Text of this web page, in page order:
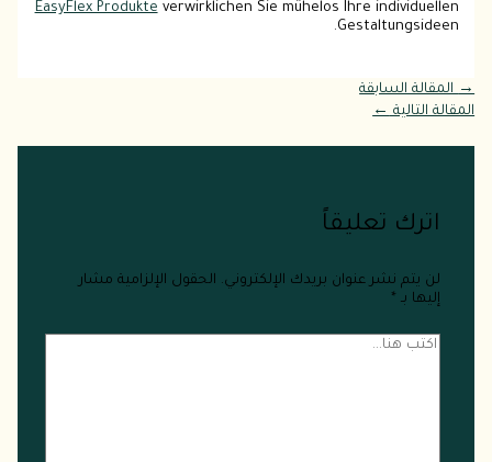
EasyFlex Produkteverwirklichen Sie mühelos Ihre individuellen
Gestaltungsideen.
→ المقالة السابقة
المقالة التالية ←
اترك تعليقاً
لن يتم نشر عنوان بريدك الإلكتروني. الحقول الإلزامية مشار
إليها بـ *